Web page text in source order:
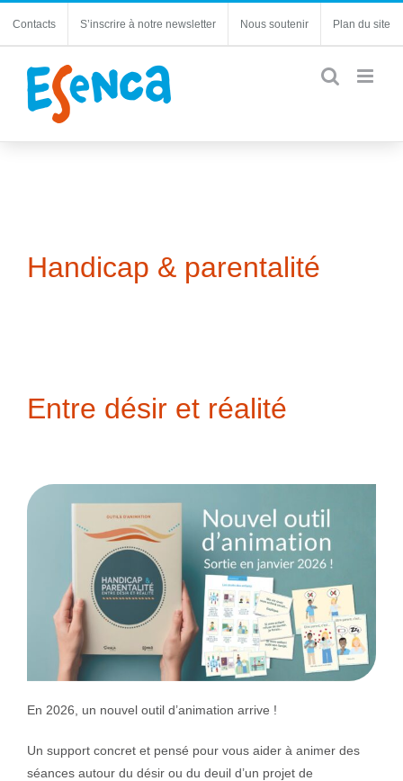
Contacts S’inscrire à notre newsletter Nous soutenir Plan du site
Handicap & parentalité
Entre désir et réalité
En 2026, un nouvel outil d’animation arrive !
Un support concret et pensé pour vous aider à animer des
séances autour du désir ou du deuil d’un projet de